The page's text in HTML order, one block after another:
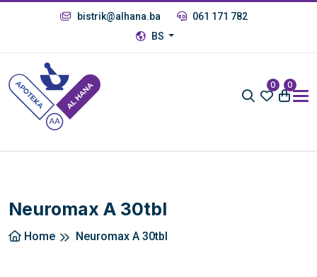
bistrik@alhana.ba
061 171 782
BS
0 0
Neuromax A 30tbl
Home Neuromax A 30tbl